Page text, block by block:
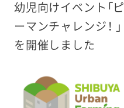
幼児向けイベント「ピ
ーマンチャレンジ！ 」
を開催しました